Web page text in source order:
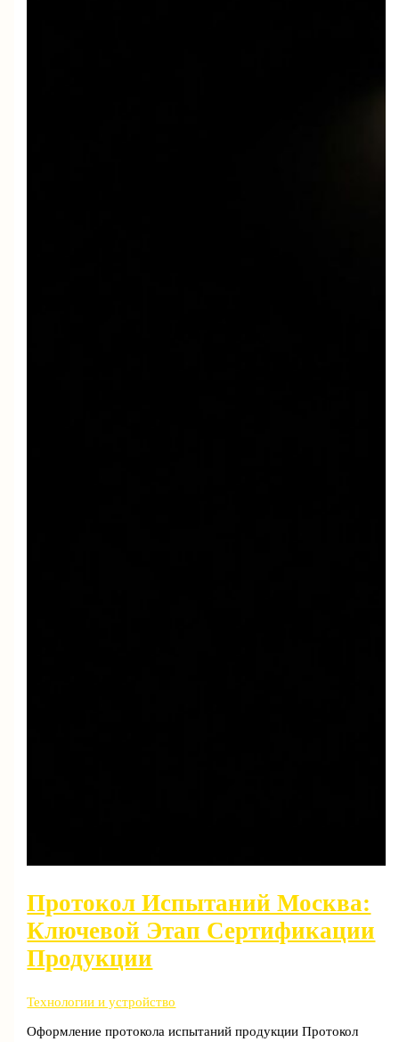
Протокол Испытаний Москва:
Ключевой Этап Сертификации
Продукции
Технологии и устройство
Оформление протокола испытаний продукции Протокол